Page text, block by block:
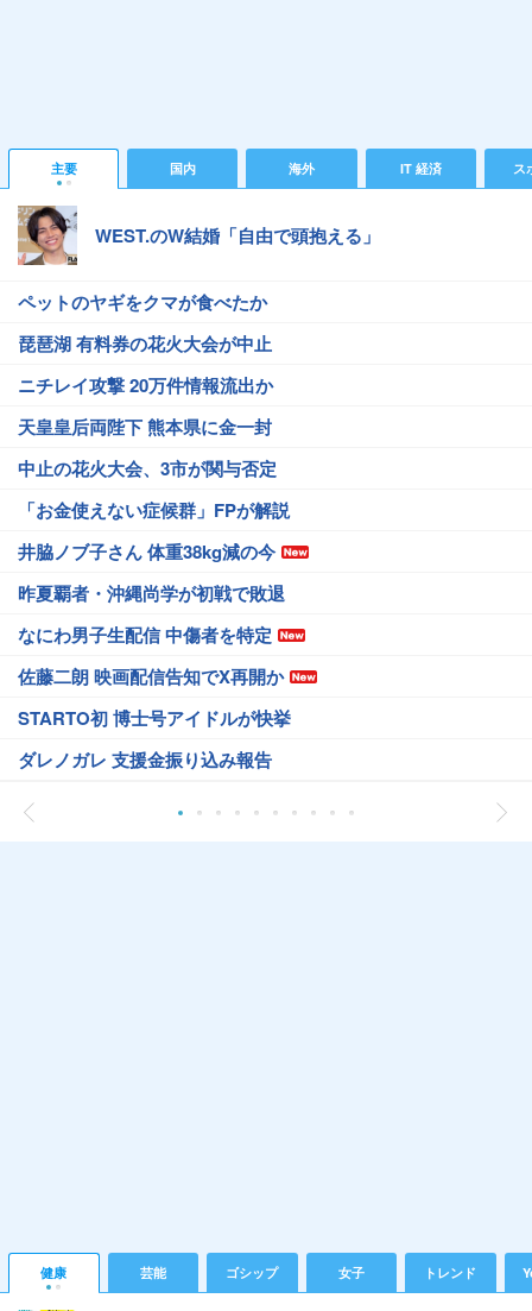
主要 国内 海外 IT 経済 ス
WEST.のW結婚「自由で頭抱える」
ペットのヤギをクマが食べたか
琵琶湖 有料券の花火大会が中止
ニチレイ攻撃 20万件情報流出か
天皇皇后両陛下 熊本県に金一封
中止の花火大会、3市が関与否定
「お金使えない症候群」FPが解説
井脇ノブ子さん 体重38kg減の今
昨夏覇者・沖縄尚学が初戦で敗退
なにわ男子生配信 中傷者を特定
佐藤二朗 映画配信告知でX再開か
STARTO初 博士号アイドルが快挙
ダレノガレ 支援金振り込み報告
健康 芸能 ゴシップ 女子 トレンド